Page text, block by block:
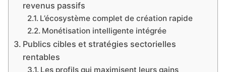
revenus passifs
L’écosystème complet de création rapide
Monétisation intelligente intégrée
Publics cibles et stratégies sectorielles
rentables
Les profils qui maximisent leurs gains